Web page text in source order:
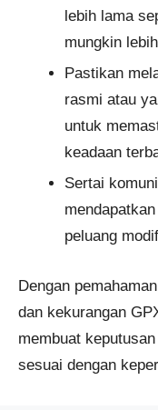
lebih lama
mungkin
Pastikan
rasmi atau
untuk
keadaan
Sertai
peluang
Dengan
dan kekurangan
membuat
sesuai dengan